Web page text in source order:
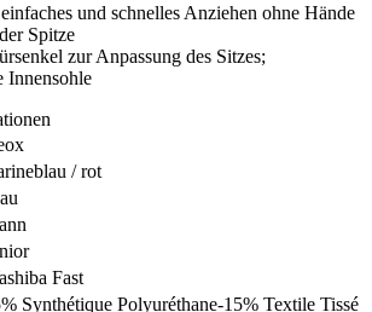
und schnelles Anziehen ohne Hände
Spitze
zur Anpassung des Sitzes;
Innensohle
/ rot
Fast
Synthétique Polyuréthane-15% Textile Tissé